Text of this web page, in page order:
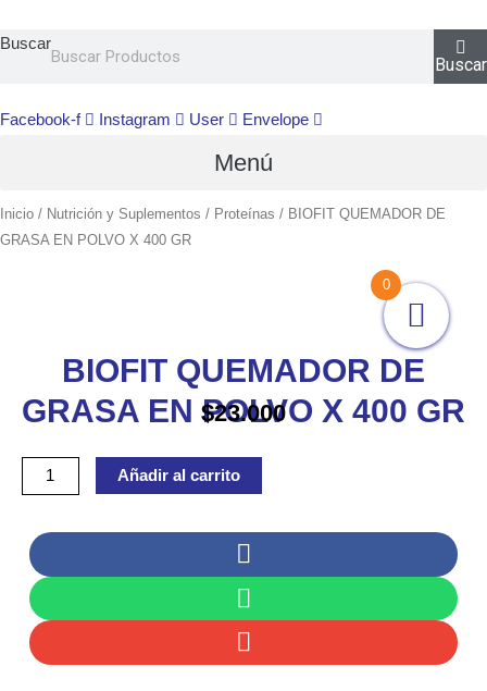
al
Buscar
Buscar
Facebook-f Instagram User Envelope
Menú
Inicio / Nutrición y Suplementos / Proteínas / BIOFIT QUEMADOR DE
GRASA EN POLVO X 400 GR
BIOFIT QUEMADOR DE
GRASA EN POLVO X 400 GR
$23.000
GRASA
EN
POLVO
X
cantidad
Añadir al carrito
0